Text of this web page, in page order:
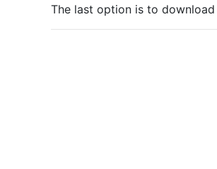
The last option is to download